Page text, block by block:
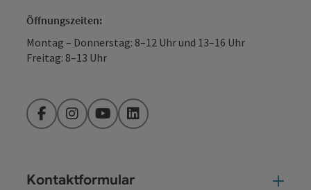
Öffnungszeiten:
Montag – Donnerstag: 8–12 Uhr und 13–16 Uhr
Freitag: 8–13 Uhr
FacebookInstagramYouTubeLinkedIn
Kontaktformular